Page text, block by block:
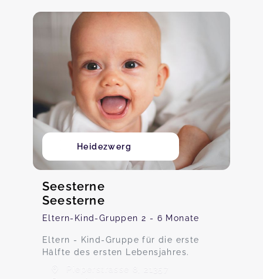
Heidezwerg
Seesterne
Seesterne
Eltern-Kind-Gruppen 2 - 6 Monate
Eltern - Kind-Gruppe für die erste
Hälfte des ersten Lebensjahres.
Pieperstrasse 8, 21357